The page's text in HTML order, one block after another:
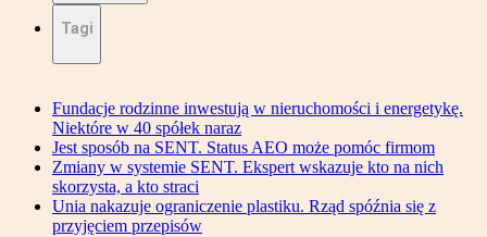
Tagi
Fundacje rodzinne inwestują w nieruchomości i energetykę.
Niektóre w 40 spółek naraz
Jest sposób na SENT. Status AEO może pomóc firmom
Zmiany w systemie SENT. Ekspert wskazuje kto na nich
skorzysta, a kto straci
Unia nakazuje ograniczenie plastiku. Rząd spóźnia się z
przyjęciem przepisów